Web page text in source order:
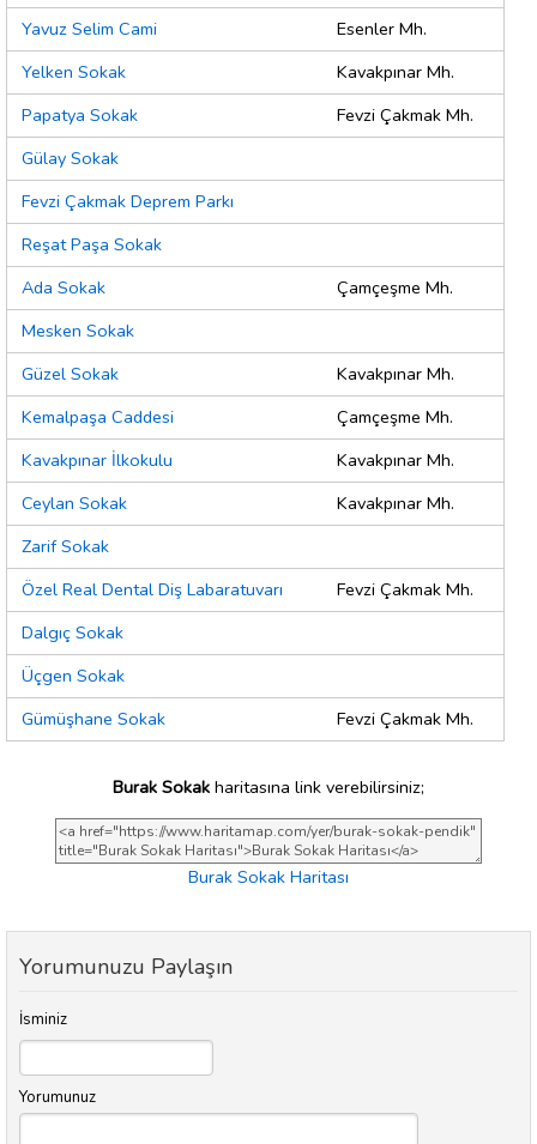
Yavuz Selim Cami
Esenler Mh.
Yelken Sokak
Kavakpınar Mh.
Papatya Sokak
Fevzi Çakmak Mh.
Gülay Sokak
Fevzi Çakmak Deprem Parkı
Reşat Paşa Sokak
Ada Sokak
Çamçeşme Mh.
Mesken Sokak
Güzel Sokak
Kavakpınar Mh.
Kemalpaşa Caddesi
Çamçeşme Mh.
Kavakpınar İlkokulu
Kavakpınar Mh.
Ceylan Sokak
Kavakpınar Mh.
Zarif Sokak
Özel Real Dental Diş Labaratuvarı
Fevzi Çakmak Mh.
Dalgıç Sokak
Üçgen Sokak
Gümüşhane Sokak
Fevzi Çakmak Mh.
Burak Sokak haritasına link verebilirsiniz;
Burak Sokak Haritası
Yorumunuzu Paylaşın
İsminiz
Yorumunuz